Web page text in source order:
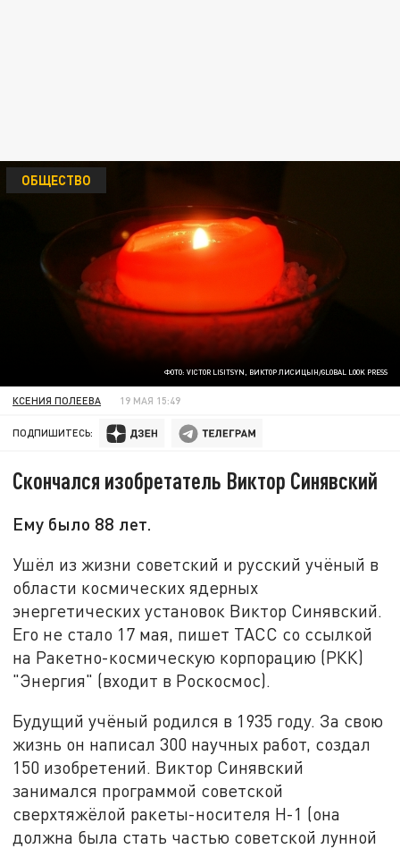
ФОТО: VICTOR LISITSYN, ВИКТОР ЛИСИЦЫН/GLOBAL LOOK PRESS
ОБЩЕСТВО
КСЕНИЯ ПОЛЕЕВА 19 МАЯ 15:49
ПОДПИШИТЕСЬ:
Скончался изобретатель Виктор Синявский
Ему было 88 лет.
Ушёл из жизни советский и русский учёный в
области космических ядерных
энергетических установок Виктор Синявский.
Его не стало 17 мая, пишет ТАСС со ссылкой
на Ракетно-космическую корпорацию (РКК)
"Энергия" (входит в Роскосмос).
Будущий учёный родился в 1935 году. За свою
жизнь он написал 300 научных работ, создал
150 изобретений. Виктор Синявский
занимался программой советской
сверхтяжёлой ракеты-носителя Н-1 (она
должна была стать частью советской лунной